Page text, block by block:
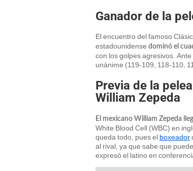
Ganador de la
El encuentro del famoso
estadounidense dominó el
con los golpes agresivos.
unánime (119-109, 118-110,
Previa de la
William Zepeda
El mexicano William Zepeda
White Blood Cell (WBC) en
queda todo, pues el boxeador
al rival, ya que sabe que
expresó el latino en